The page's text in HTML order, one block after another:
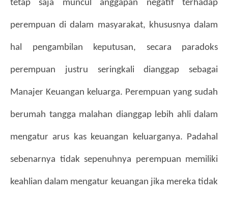
tetap saja muncul anggapan negatif terhadap
perempuan di dalam masyarakat, khususnya dalam
hal pengambilan keputusan, secara paradoks
perempuan justru seringkali dianggap sebagai
Manajer Keuangan keluarga. Perempuan yang sudah
berumah tangga malahan dianggap lebih ahli dalam
mengatur arus kas keuangan keluarganya. Padahal
sebenarnya tidak sepenuhnya perempuan memiliki
keahlian dalam mengatur keuangan jika mereka tidak